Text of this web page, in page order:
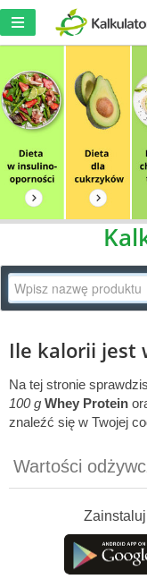
Ile kalorii jest
Na tej stronie
100 g Whey Protein
znaleźć się w Twojej
Wartości
Szczegółówe
Ciekawostki